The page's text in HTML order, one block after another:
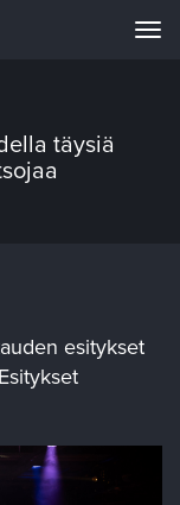
täysiä
esitykset